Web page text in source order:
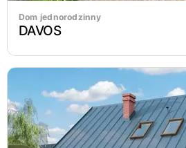
Dom jednorodzinny
DAVOS